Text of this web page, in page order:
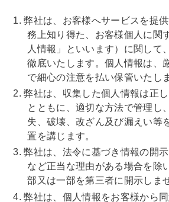
弊社は、お客様へサービスを提
務上知り得た、お客様個人に関
人情報」といいます）に関して
徹底いたします。個人情報は、
で細心の注意を払い保管いたし
弊社は、収集した個人情報は正
とともに、適切な方法で管理し
失、破壊、改ざん及び漏えい等
置を講じます。
弊社は、法令に基づき情報の開
など正当な理由がある場合を除
部又は一部を第三者に開示しま
弊社は、個人情報をお客様から